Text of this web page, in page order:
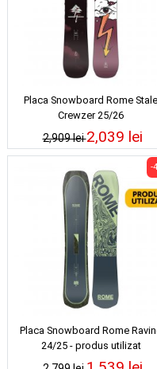
Placa Snowboard Rome Stale
Crewzer 25/26
2,909 lei2,039 lei
Placa Snowboard Rome
24/25 - produs utilizat
-